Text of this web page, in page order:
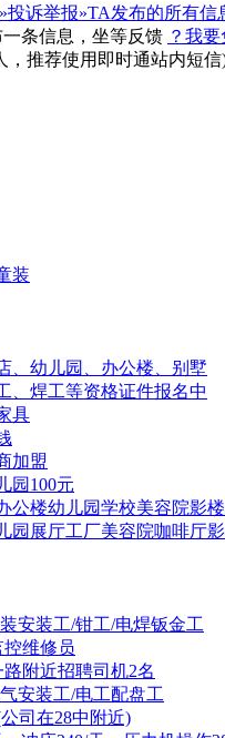
投诉举报»TA发布的所有信
条信息，坐等反馈 ？我
，推荐使用即时通站内短信
装
、幼儿园、办公楼、别墅
、焊工等资格证件报名中
具
加盟
园100元
公楼幼儿园学校美容院影
园展厅工厂美容院咖啡厅
安装工/钳工/电焊钣金工
控维修员
路附近招聘司机2名
安装工/电工配盘工
司在28中附近)